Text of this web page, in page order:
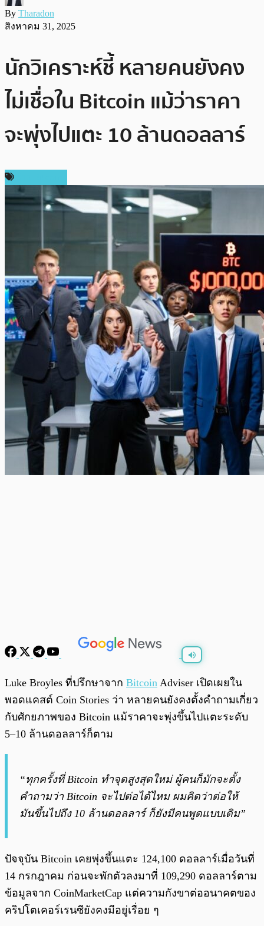
By Tharadon
สิงหาคม 31, 2025
นักวิเคราะห์ชี้ หลายคนยังคง
ไม่เชื่อใน Bitcoin แม้ว่าราคา
จะพุ่งไปแตะ 10 ล้านดอลลาร์
0:00 0:00
Luke Broyles ที่ปรึกษาจาก Bitcoin Adviser เปิดเผยใน
พอดแคสต์ Coin Stories ว่า หลายคนยังคงตั้งคำถามเกี่ยว
กับศักยภาพของ Bitcoin แม้ราคาจะพุ่งขึ้นไปแตะระดับ
5–10 ล้านดอลลาร์ก็ตาม
“ทุกครั้งที่ Bitcoin ทำจุดสูงสุดใหม่ ผู้คนก็มักจะตั้ง
คำถามว่า Bitcoin จะไปต่อได้ไหม ผมคิดว่าต่อให้
มันขึ้นไปถึง 10 ล้านดอลลาร์ ก็ยังมีคนพูดแบบเดิม”
ปัจจุบัน Bitcoin เคยพุ่งขึ้นแตะ 124,100 ดอลลาร์เมื่อวันที่
14 กรกฎาคม ก่อนจะพักตัวลงมาที่ 109,290 ดอลลาร์ตาม
ข้อมูลจาก CoinMarketCap แต่ความกังขาต่ออนาคตของ
คริปโตเคอร์เรนซียังคงมีอยู่เรื่อย ๆ